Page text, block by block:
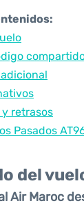
retrasos
Pasados
del
Air Maroc